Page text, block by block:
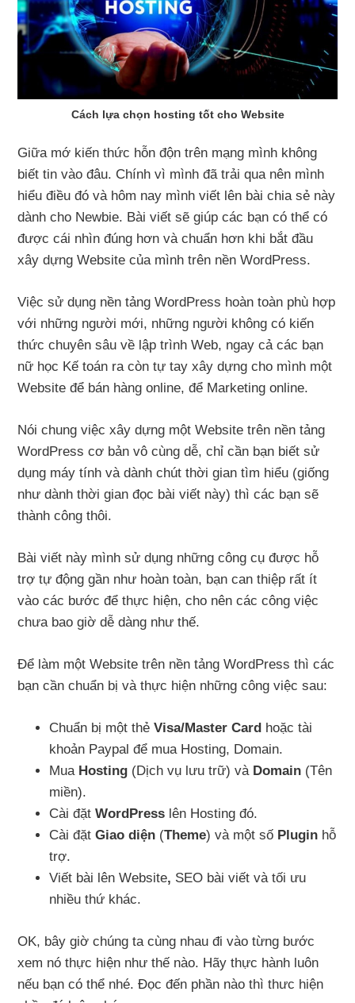
Cách lựa chọn hosting tốt cho Website
Giữa mớ kiến thức hỗn độn trên mạng mình không
biết tin vào đâu. Chính vì mình đã trải qua nên mình
hiểu điều đó và hôm nay mình viết lên bài chia sẻ này
dành cho Newbie. Bài viết sẽ giúp các bạn có thể có
được cái nhìn đúng hơn và chuẩn hơn khi bắt đầu
xây dựng Website của mình trên nền WordPress.
Việc sử dụng nền tảng WordPress hoàn toàn phù hợp
với những người mới, những người không có kiến
thức chuyên sâu về lập trình Web, ngay cả các bạn
nữ học Kế toán ra còn tự tay xây dựng cho mình một
Website để bán hàng online, để Marketing online.
Nói chung việc xây dựng một Website trên nền tảng
WordPress cơ bản vô cùng dễ, chỉ cần bạn biết sử
dụng máy tính và dành chút thời gian tìm hiểu (giống
như dành thời gian đọc bài viết này) thì các bạn sẽ
thành công thôi.
Bài viết này mình sử dụng những công cụ được hỗ
trợ tự động gần như hoàn toàn, bạn can thiệp rất ít
vào các bước để thực hiện, cho nên các công việc
chưa bao giờ dễ dàng như thế.
Để làm một Website trên nền tảng WordPress thì các
bạn cần chuẩn bị và thực hiện những công việc sau:
Chuẩn bị một thẻVisa/Master Card hoặc tài
khoản Paypal để mua Hosting, Domain.
Mua Hosting (Dịch vụ lưu trữ) và Domain (Tên
miền).
Cài đặtWordPress lên Hosting đó.
Cài đặtGiao diện (Theme) và một số Plugin hỗ
trợ.
Viết bài lên Website, SEO bài viết và tối ưu
nhiều thứ khác.
OK, bây giờ chúng ta cùng nhau đi vào từng bước
xem nó thực hiện như thế nào. Hãy thực hành luôn
nếu bạn có thể nhé. Đọc đến phần nào thì thưc hiện